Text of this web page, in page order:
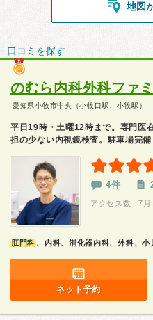
地図
口コミを探す
のむら内科外科ファ
愛知県小牧市中央（小牧口駅、小牧駅）
平日19時・土曜12時まで。専門医
担の少ない内視鏡検査。駐車場完備
4件
アクセス数 7月:
肛門科 、内科、消化器内科、外科、
ネット予約